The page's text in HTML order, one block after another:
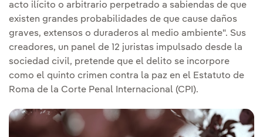
acto ilícito o arbitrario perpetrado a sabiendas de que
existen grandes probabilidades de que cause daños
graves, extensos o duraderos al medio ambiente". Sus
creadores, un panel de 12 juristas impulsado desde la
sociedad civil, pretende que el delito se incorpore
como el quinto crimen contra la paz en el Estatuto de
Roma de la Corte Penal Internacional (CPI).